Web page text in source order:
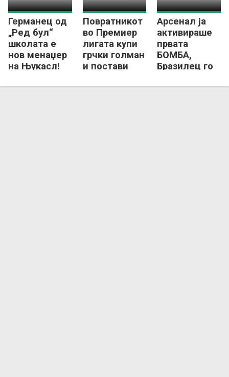
Германец од
„Ред бул“
школата е
нов менаџер
на Њукасл!
Повратникот
во Премиер
лигата купи
грчки голман
и постави
рекорд
Арсенал ја
активираше
првата
БОМБА,
Бразилец го
шампионот!